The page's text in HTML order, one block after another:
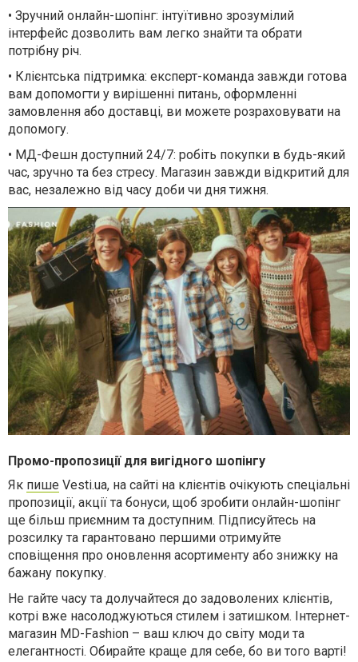
• Зручний онлайн-шопінг: інтуїтивно зрозумілий
інтерфейс дозволить вам легко знайти та обрати
потрібну річ.
• Клієнтська підтримка: експерт-команда завжди готова
вам допомогти у вирішенні питань, оформленні
замовлення або доставці, ви можете розраховувати на
допомогу.
• МД-Фешн доступний 24/7: робіть покупки в будь-який
час, зручно та без стресу. Магазин завжди відкритий для
вас, незалежно від часу доби чи дня тижня.
Промо-пропозиції для вигідного шопінгу
Як пише Vesti.ua, на сайті на клієнтів очікують спеціальні
пропозиції, акції та бонуси, щоб зробити онлайн-шопінг
ще більш приємним та доступним. Підписуйтесь на
розсилку та гарантовано першими отримуйте
сповіщення про оновлення асортименту або знижку на
бажану покупку.
Не гайте часу та долучайтеся до задоволених клієнтів,
котрі вже насолоджуються стилем і затишком. Інтернет-
магазин MD-Fashion – ваш ключ до світу моди та
елегантності. Обирайте краще для себе, бо ви того варті!